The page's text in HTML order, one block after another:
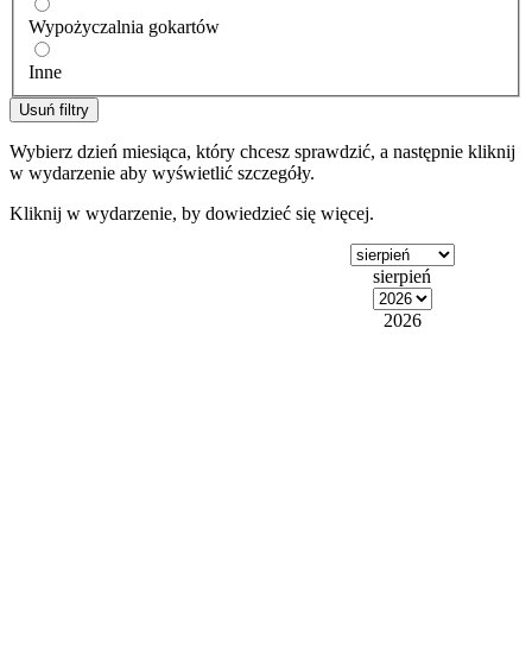
Wypożyczalnia gokartów
Inne
Usuń filtry
Wybierz dzień miesiąca, który chcesz sprawdzić, a następnie kliknij
w wydarzenie aby wyświetlić szczegóły.
Kliknij w wydarzenie, by dowiedzieć się więcej.
sierpień
2026